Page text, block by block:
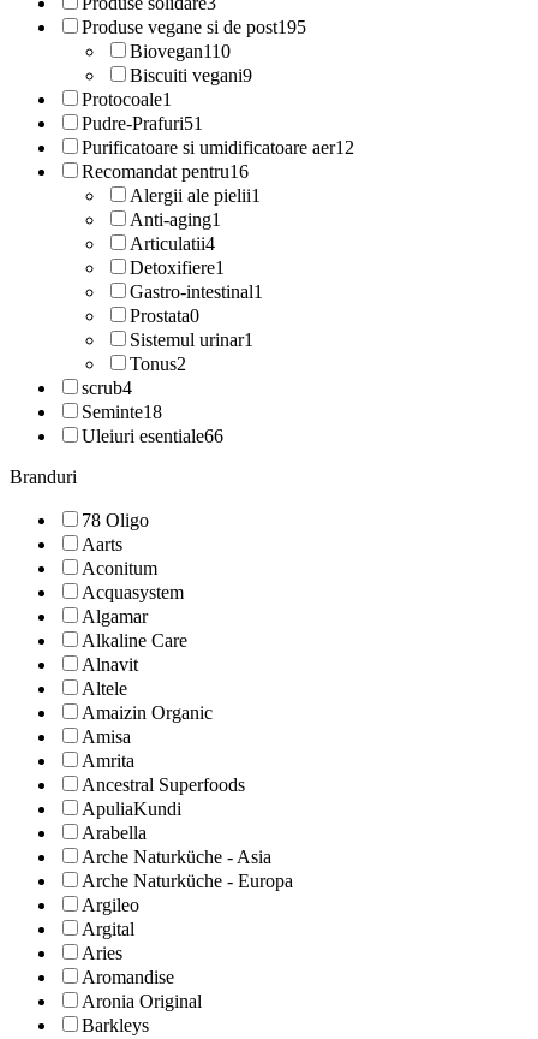
Produse vegane si de post195
Biovegan110
Biscuiti vegani9
Protocoale1
Pudre-Prafuri51
Purificatoare si umidificatoare aer12
Recomandat pentru16
Alergii ale pielii1
Anti-aging1
Articulatii4
Detoxifiere1
Gastro-intestinal1
Prostata0
Sistemul urinar1
Tonus2
scrub4
Seminte18
Uleiuri esentiale66
Branduri
78 Oligo
Aarts
Aconitum
Acquasystem
Algamar
Alkaline Care
Alnavit
Altele
Amaizin Organic
Amisa
Amrita
Ancestral Superfoods
ApuliaKundi
Arabella
Arche Naturküche - Asia
Arche Naturküche - Europa
Argileo
Argital
Aries
Aromandise
Aronia Original
Barkleys